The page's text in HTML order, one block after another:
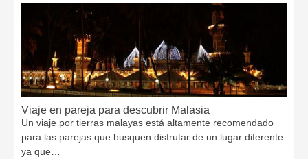
Viaje en pareja para descubrir Malasia
Un viaje por tierras malayas está altamente recomendado
para las parejas que busquen disfrutar de un lugar diferente
ya que…